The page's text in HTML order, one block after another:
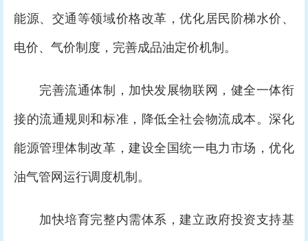
能源、交通等领域价格改革，优化居民阶梯水价、
电价、气价制度，完善成品油定价机制。
完善流通体制，加快发展物联网，健全一体衔
接的流通规则和标准，降低全社会物流成本。深化
能源管理体制改革，建设全国统一电力市场，优化
油气管网运行调度机制。
加快培育完整内需体系，建立政府投资支持基